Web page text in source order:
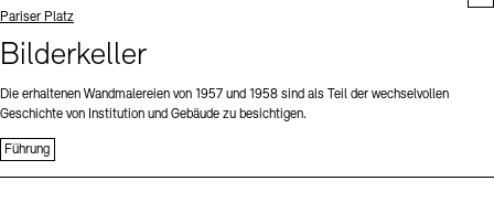
Standort
Pariser Platz
Bilderkeller
Die erhaltenen Wandmalereien von 1957 und 1958 sind als Teil der wechselvollen
Geschichte von Institution und Gebäude zu besichtigen.
Führung